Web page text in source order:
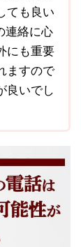
ても良い
連絡に心
にも重要
ますので
良いでし